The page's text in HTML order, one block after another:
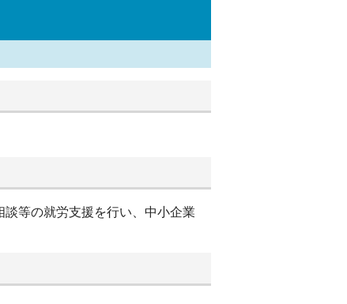
等の就労支援を行い、中小企業